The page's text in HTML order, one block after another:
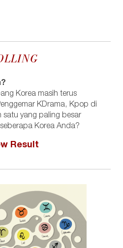
Korea masih terus
KDrama, Kpop di
satu yang paling besar
Korea Anda?
Result